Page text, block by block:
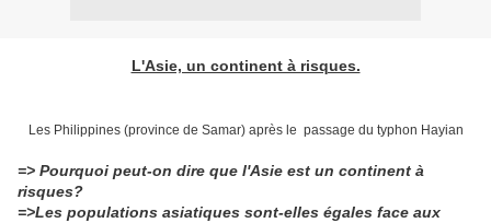
L'Asie, un continent à risques.
Les Philippines (province de Samar) après le passage du typhon Hayian
=> Pourquoi peut-on dire que l'Asie est un continent à
risques?
=>Les populations asiatiques sont-elles égales face aux